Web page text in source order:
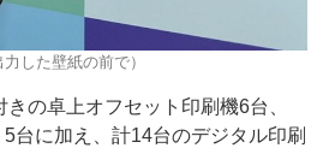
した壁紙の前で）
の卓上オフセット印刷機6台、
台に加え、計14台のデジタル印刷